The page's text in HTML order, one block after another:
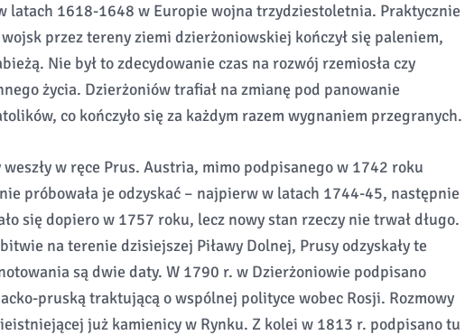
latach 1618-1648 w Europie wojna trzydziestoletnia. Praktycznie
przez tereny ziemi dzierżoniowskiej kończył się paleniem,
Nie był to zdecydowanie czas na rozwój rzemiosła czy
życia. Dzierżoniów trafiał na zmianę pod panowanie
co kończyło się za każdym razem wygnaniem przegranych.
w ręce Prus. Austria, mimo podpisanego w 1742 roku
próbowała je odzyskać – najpierw w latach 1744-45, następnie
się dopiero w 1757 roku, lecz nowy stan rzeczy nie trwał długo.
na terenie dzisiejszej Piławy Dolnej, Prusy odzyskały te
są dwie daty. W 1790 r. w Dzierżoniowie podpisano
pruską traktującą o wspólnej polityce wobec Rosji. Rozmowy
już kamienicy w Rynku. Z kolei w 1813 r. podpisano tu